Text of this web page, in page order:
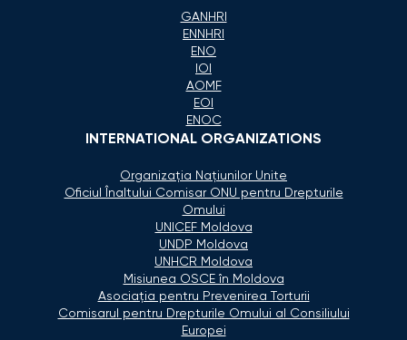
GANHRI
ENNHRI
ENO
IOI
AOMF
EOI
ENOC
INTERNATIONAL ORGANIZATIONS
Organizaţia Naţiunilor Unite
Oficiul Înaltului Comisar ONU pentru Drepturile
Omului
UNICEF Moldova
UNDP Moldova
UNHCR Moldova
Misiunea OSCE în Moldova
Asociaţia pentru Prevenirea Torturii
Comisarul pentru Drepturile Omului al Consiliului
Europei